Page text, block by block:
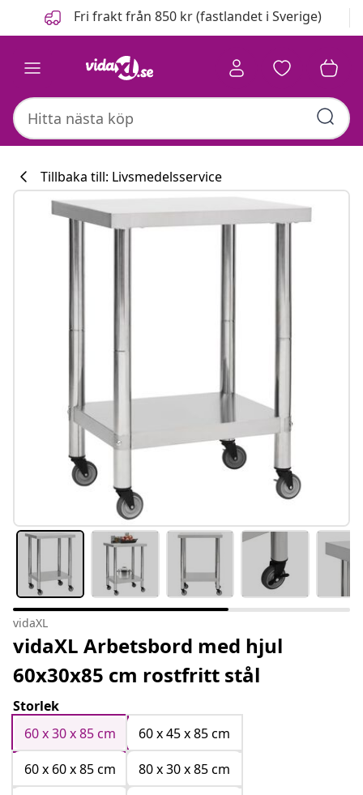
FöregåendeFri frakt från 850 kr (fastlandet i Sverige)
Tillbaka till: Livsmedelsservice
vidaXL
vidaXL Arbetsbord med hjul
60x30x85 cm rostfritt stål
Storlek
60 x 30 x 85 cm
60 x 45 x 85 cm
60 x 60 x 85 cm
80 x 30 x 85 cm